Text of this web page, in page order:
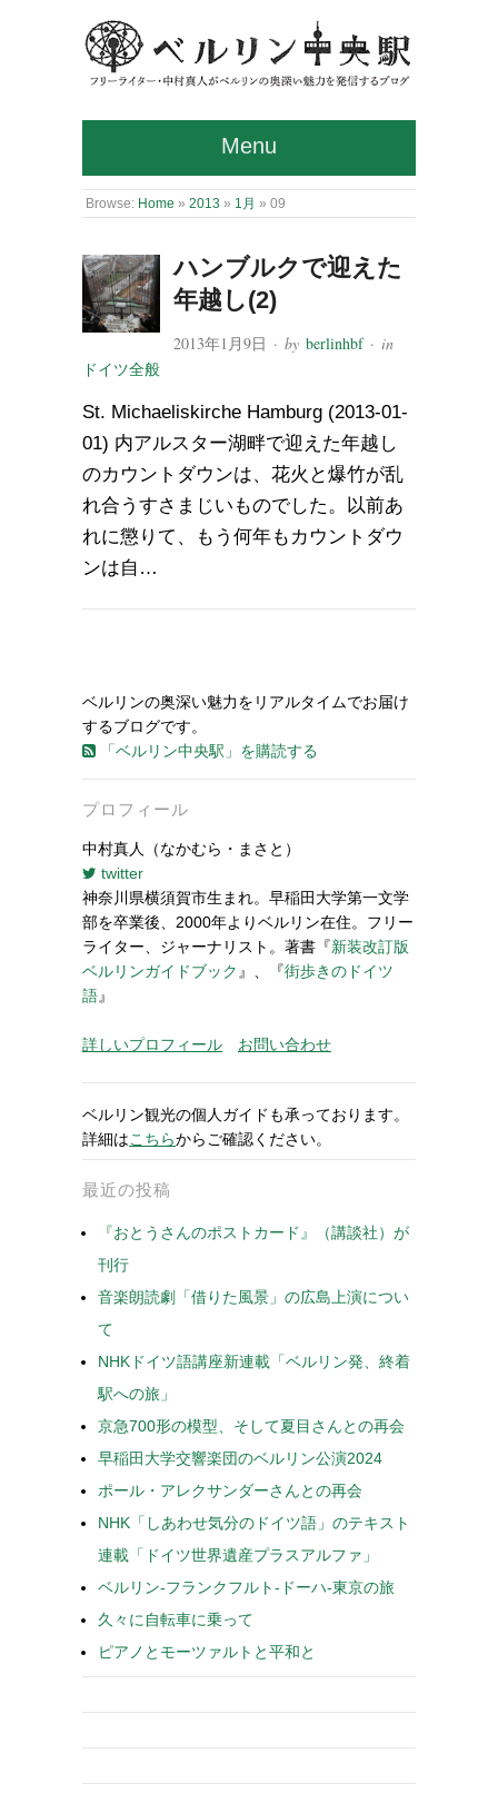
Menu
Browse: Home » 2013 » 1月 » 09
ハンブルクで迎えた
年越し(2)
2013年1月9日 · byberlinhbf· in
ドイツ全般
St. Michaeliskirche Hamburg (2013-01-
01) 内アルスター湖畔で迎えた年越し
のカウントダウンは、花火と爆竹が乱
れ合うすさまじいものでした。以前あ
れに懲りて、もう何年もカウントダウ
ンは自…
ベルリンの奥深い魅力をリアルタイムでお届け
するブログです。
「ベルリン中央駅」を購読する
プロフィール
中村真人（なかむら・まさと）
twitter
神奈川県横須賀市生まれ。早稲田大学第一文学
部を卒業後、2000年よりベルリン在住。フリー
ライター、ジャーナリスト。著書『新装改訂版
ベルリンガイドブック 』、『街歩きのドイツ
語』
詳しいプロフィール お問い合わせ
ベルリン観光の個人ガイドも承っております。
詳細はこちらからご確認ください。
最近の投稿
『おとうさんのポストカード』（講談社）が
刊行
音楽朗読劇「借りた風景」の広島上演につい
て
NHKドイツ語講座新連載「ベルリン発、終着
駅への旅」
京急700形の模型、そして夏目さんとの再会
早稲田大学交響楽団のベルリン公演2024
ポール・アレクサンダーさんとの再会
NHK「しあわせ気分のドイツ語」のテキスト
連載「ドイツ世界遺産プラスアルファ」
ベルリン-フランクフルト-ドーハ-東京の旅
久々に自転車に乗って
ピアノとモーツァルトと平和と